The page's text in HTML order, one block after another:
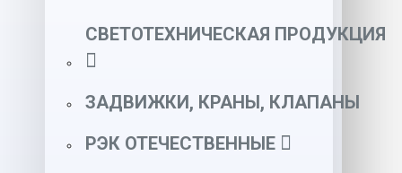
СВЕТОТЕХНИЧЕСКАЯ ПРОДУКЦИЯ
ЗАДВИЖКИ, КРАНЫ, КЛАПАНЫ
РЭК ОТЕЧЕСТВЕННЫЕ